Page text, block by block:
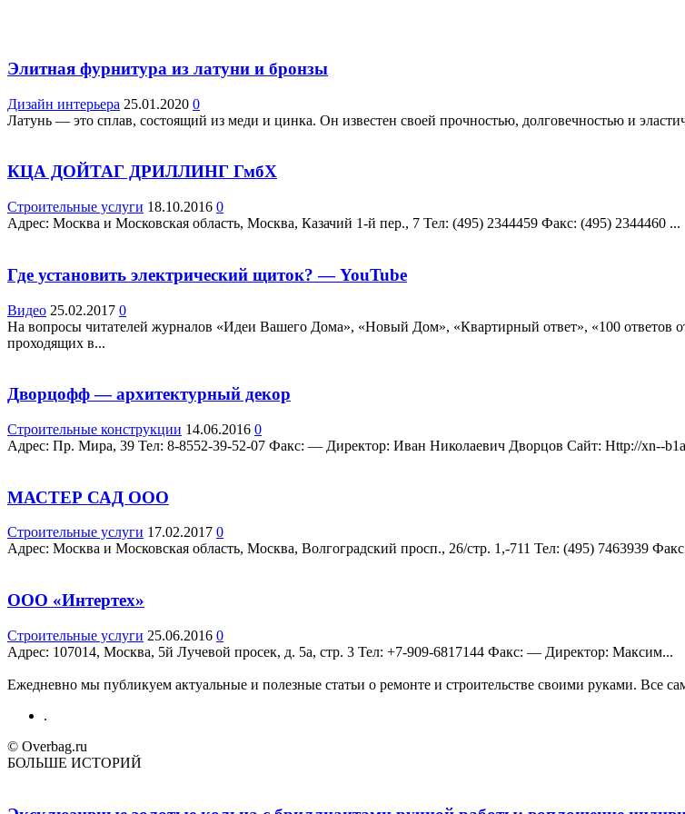
Элитная фурнитура из латуни и бронзы
Дизайн интерьера 25.01.2020 0
Латунь — это сплав, состоящий из меди и цинка. Он известен своей прочностью, долговечностью и
КЦА ДОЙТАГ ДРИЛЛИНГ ГмбХ
Строительные услуги 18.10.2016 0
Адрес: Москва и Московская область, Москва, Казачий 1-й пер., 7 Teл: (495) 2344459 Факс: (495) 2344460 ...
Где установить электрический щиток? — YouTube
Видео 25.02.2017 0
На вопросы читателей журналов «Идеи Вашего Дома», «Новый Дом», «Квартирный ответ», «100 ответов
проходящих в...
Дворцофф — архитектурный декор
Строительные конструкции 14.06.2016 0
Адрес: Пр. Мира, 39 Teл: 8-8552-39-52-07 Факс: — Директор: Иван Николаевич Дворцов Сайт: Http://xn--
МАСТЕР САД ООО
Строительные услуги 17.02.2017 0
Адрес: Москва и Московская область, Москва, Волгоградский просп., 26/стр. 1,-711 Teл: (495) 7463939
ООО «Интертех»
Строительные услуги 25.06.2016 0
Адрес: 107014, Москва, 5й Лучевой просек, д. 5а, стр. 3 Teл: +7-909-6817144 Факс: — Директор: Максим...
Ежедневно мы публикуем актуальные и полезные статьи о ремонте и строительстве своими руками. Все
.
© Overbag.ru
БОЛЬШЕ ИСТОРИЙ